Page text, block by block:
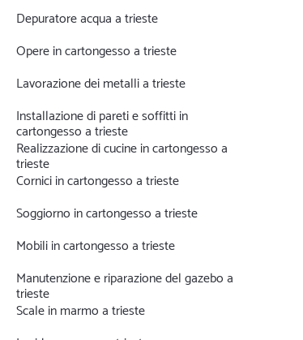
Depuratore acqua a trieste
Opere in cartongesso a trieste
Lavorazione dei metalli a trieste
Installazione di pareti e soffitti in
cartongesso a trieste
Realizzazione di cucine in cartongesso a
trieste
Cornici in cartongesso a trieste
Soggiorno in cartongesso a trieste
Mobili in cartongesso a trieste
Manutenzione e riparazione del gazebo a
trieste
Scale in marmo a trieste